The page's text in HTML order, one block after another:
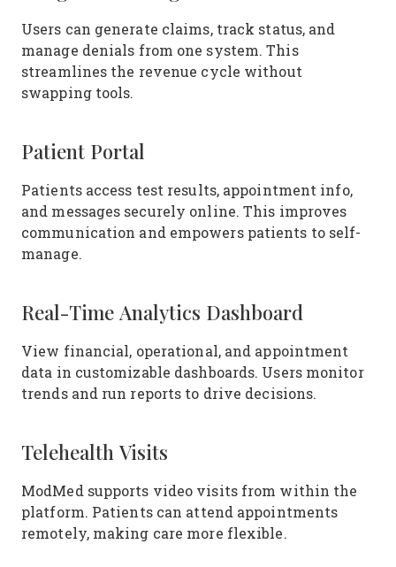
Users can generate claims, track status, and
manage denials from one system. This
streamlines the revenue cycle without
swapping tools.
Patient Portal
Patients access test results, appointment info,
and messages securely online. This improves
communication and empowers patients to self-
manage.
Real-Time Analytics Dashboard
View financial, operational, and appointment
data in customizable dashboards. Users monitor
trends and run reports to drive decisions.
Telehealth Visits
ModMed supports video visits from within the
platform. Patients can attend appointments
remotely, making care more flexible.